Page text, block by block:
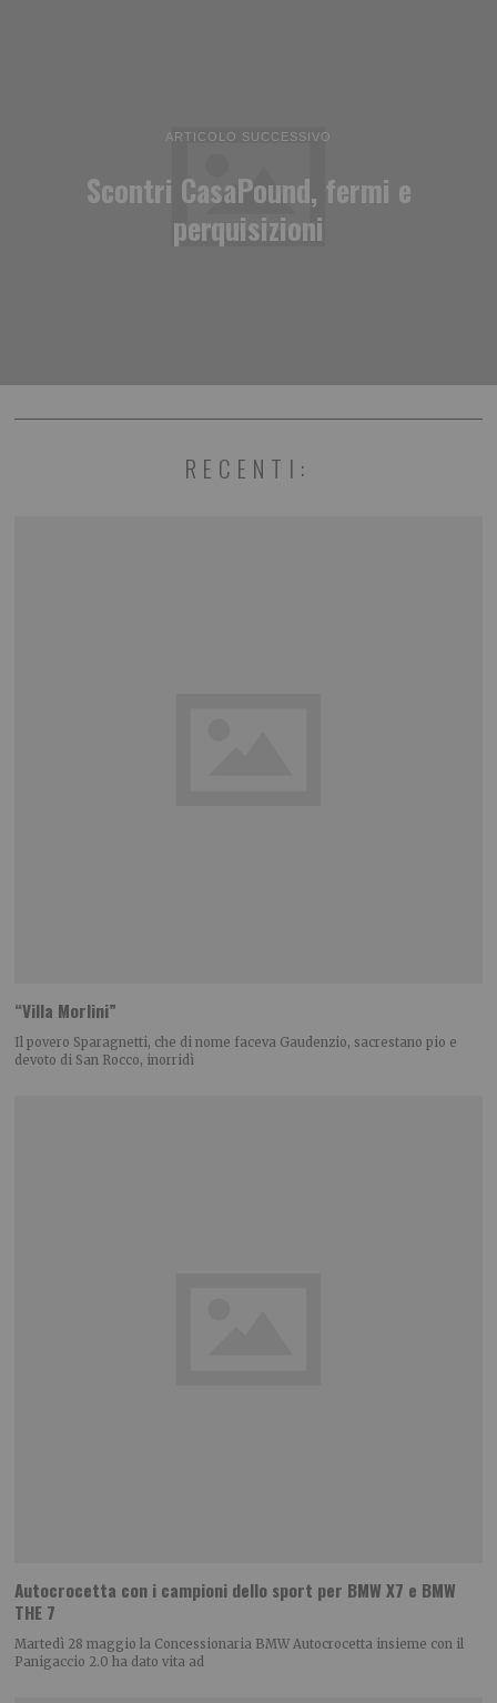
ARTICOLO SUCCESSIVO
Scontri CasaPound, fermi e
perquisizioni
RECENTI:
“Villa Morlini”
Il povero Sparagnetti, che di nome faceva Gaudenzio, sacrestano pio e
devoto di San Rocco, inorridì
Autocrocetta con i campioni dello sport per BMW X7 e BMW
THE 7
Martedì 28 maggio la Concessionaria BMW Autocrocetta insieme con il
Panigaccio 2.0 ha dato vita ad